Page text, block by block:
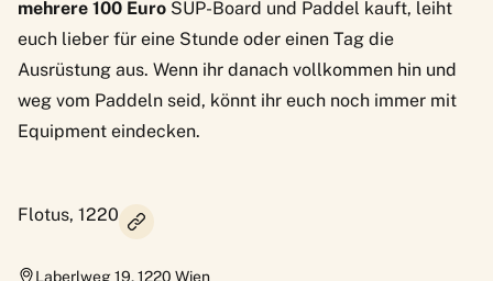
mehrere 100 Euro SUP-Board und Paddel kauft, leiht
euch lieber für eine Stunde oder einen Tag die
Ausrüstung aus. Wenn ihr danach vollkommen hin und
weg vom Paddeln seid, könnt ihr euch noch immer mit
Equipment eindecken.
Flotus, 1220
Laberlweg 19,1220 Wien